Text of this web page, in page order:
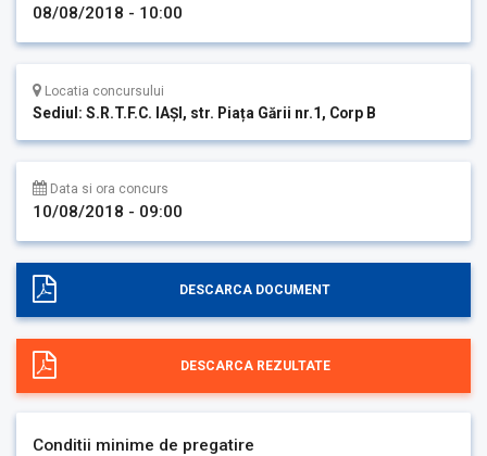
08/08/2018 - 10:00
Locatia concursului
Sediul: S.R.T.F.C. IAȘI, str. Piața Gării nr.1, Corp B
Data si ora concurs
10/08/2018 - 09:00
DESCARCA DOCUMENT
DESCARCA REZULTATE
Conditii minime de pregatire